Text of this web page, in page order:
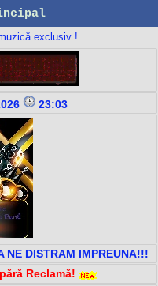
exclusiv !
23:03
NE DISTRAM IMPREUNA!!!
Reclamă!